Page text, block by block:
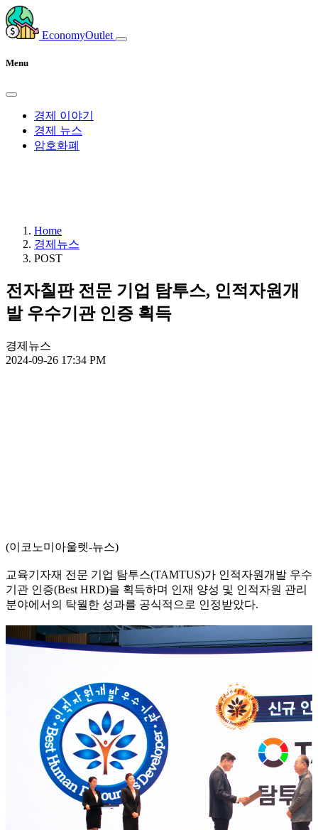
EconomyOutlet
Menu
경제 이야기
경제 뉴스
암호화폐
Home
경제뉴스
POST
전자칠판 전문 기업 탐투스, 인적자원개
발 우수기관 인증 획득
경제뉴스
2024-09-26 17:34 PM
(이코노미아울렛-뉴스)
교육기자재 전문 기업 탐투스(TAMTUS)가 인적자원개발 우수
기관 인증(Best HRD)을 획득하며 인재 양성 및 인적자원 관리
분야에서의 탁월한 성과를 공식적으로 인정받았다.